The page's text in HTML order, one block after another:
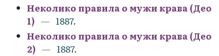
Неколико правила о мужи крава (Део
1)
1887.
Неколико правила о мужи крава (Део
2)
1887.